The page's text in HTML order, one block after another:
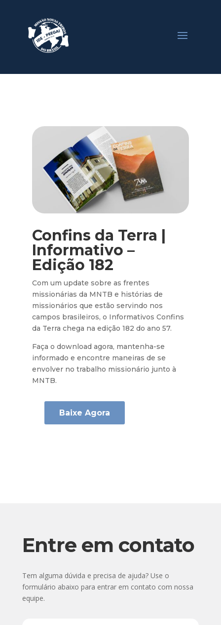
Confins da Terra |
Informativo –
Edição 182
Com um update sobre as frentes
missionárias da MNTB e histórias de
missionários que estão servindo nos
campos brasileiros, o Informativos Confins
da Terra chega na edição 182 do ano 57.
Faça o download agora, mantenha-se
informado e encontre maneiras de se
envolver no trabalho missionário junto à
MNTB.
Baixe Agora
Entre em contato
Tem alguma dúvida e precisa de ajuda? Use o
formulário abaixo para entrar em contato com nossa
equipe.